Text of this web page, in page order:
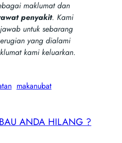
maklumat dan
penyakit. Kami
untuk sebarang
yang dialami
kami keluarkan.
makanubat
ANDA HILANG ?